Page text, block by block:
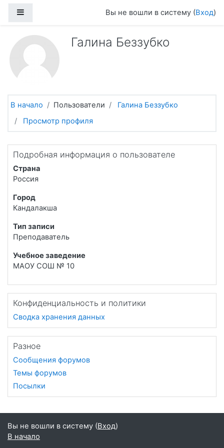
Вы не вошли в систему (Вход)
Галина Беззубко
В начало Пользователи
Галина Беззубко
Просмотр профиля
Подробная информация о пользователе
Страна
Россия
Город
Кандалакша
Тип записи
Преподаватель
Учебное заведение
МАОУ СОШ № 10
Конфиденциальность и политики
Сводка хранения данных
Разное
Сообщения форумов
Темы форумов
Посылки
Вы не вошли в систему (Вход)
В начало